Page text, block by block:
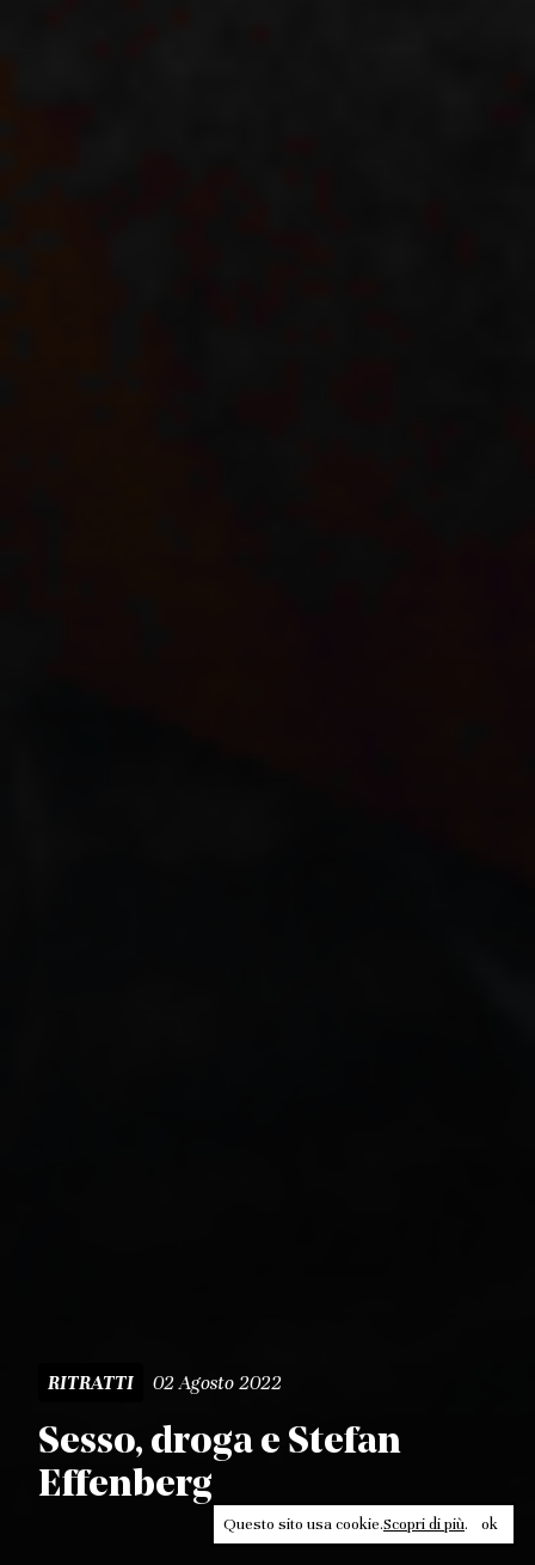
RITRATTI 02 Agosto 2022
Sesso, droga e Stefan
Effenberg
Questo sito usa cookie.Scopri di più. ok